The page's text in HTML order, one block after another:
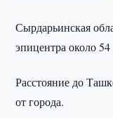
Сырдарьинская
эпицентра около
Расстояние до
от города.